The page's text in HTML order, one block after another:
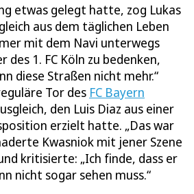
etwas gelegt hatte, zog Lukas
aus dem täglichen Leben
mit dem Navi unterwegs
des 1. FC Köln zu bedenken,
diese Straßen nicht mehr.“
Tor des FC Bayern
den Luis Diaz aus einer
erzielt hatte. „Das war
Kwasniok mit jener Szene
kritisierte: „Ich finde, dass er
nicht sogar sehen muss.“